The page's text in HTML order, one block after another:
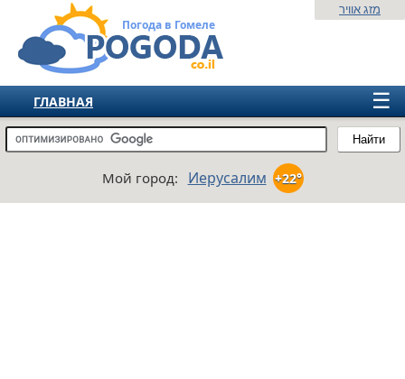
Погода в Гомеле
Найти
מזג אוויר
☰
ГЛАВНАЯ
ИЗРАИЛЬ
ЕВРОПА
Мой город: Иерусалим +22°